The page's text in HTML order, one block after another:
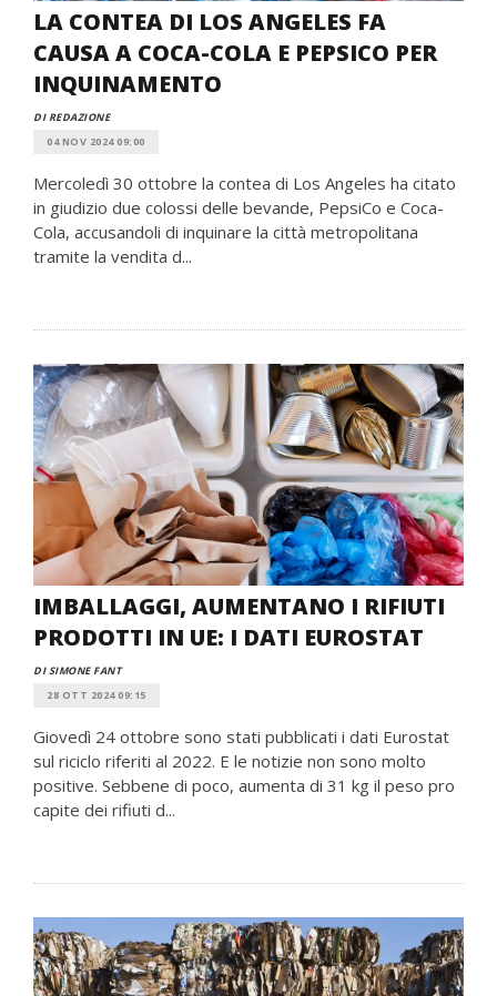
LA CONTEA DI LOS ANGELES FA
CAUSA A COCA-COLA E PEPSICO PER
INQUINAMENTO
DI REDAZIONE
04 NOV 2024 09:00
Mercoledì 30 ottobre la contea di Los Angeles ha citato
in giudizio due colossi delle bevande, PepsiCo e Coca-
Cola, accusandoli di inquinare la città metropolitana
tramite la vendita d...
IMBALLAGGI, AUMENTANO I RIFIUTI
PRODOTTI IN UE: I DATI EUROSTAT
DI SIMONE FANT
28 OTT 2024 09:15
Giovedì 24 ottobre sono stati pubblicati i dati Eurostat
sul riciclo riferiti al 2022. E le notizie non sono molto
positive. Sebbene di poco, aumenta di 31 kg il peso pro
capite dei rifiuti d...